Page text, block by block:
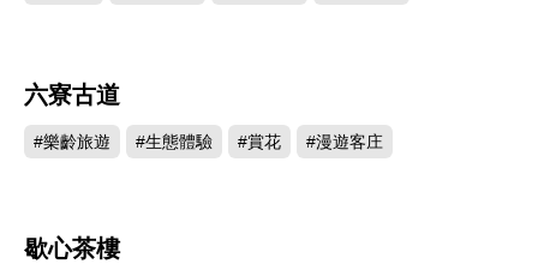
六寮古道
#樂齡旅遊 #生態體驗 #賞花 #漫遊客庄
歇心茶樓